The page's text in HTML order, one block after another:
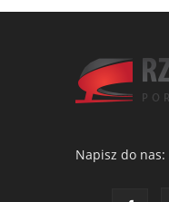
Napisz do nas: